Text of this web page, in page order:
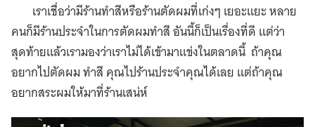
เราเชื่อว่ามีร้านทำสีหรือร้านตัดผมที่เก่งๆ เยอะแยะ หลาย
คนก็มีร้านประจำในการตัดผมทำสี อันนี้ก็เป็นเรื่องที่ดี แต่ว่า
สุดท้ายแล้วเรามองว่าเราไม่ได้เข้ามาแข่งในตลาดนี้ ถ้าคุณ
อยากไปตัดผม ทำสี คุณไปร้านประจำคุณได้เลย แต่ถ้าคุณ
อยากสระผมให้มาที่ร้านเสน่ห์